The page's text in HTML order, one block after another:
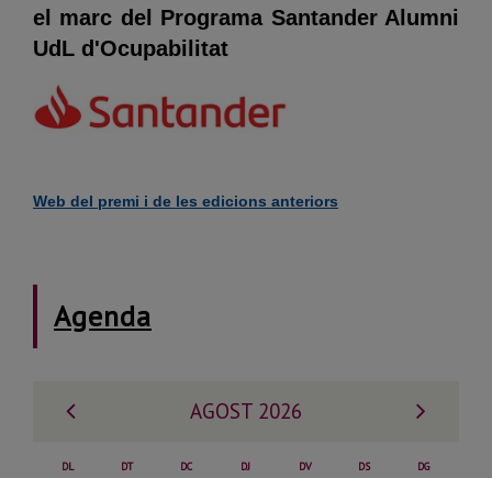
el marc del Programa Santander Alumni
UdL d'Ocupabilitat
Web del premi i de les edicions anteriors
Agenda
Mes
Mes
AGOST 2026
DL DT DC DJ DV DS DG